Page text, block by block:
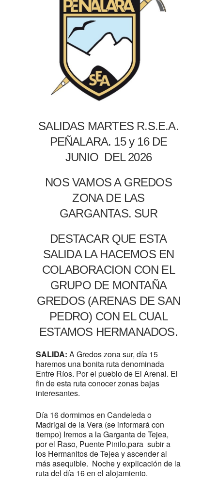
SALIDAS MARTES R.S.E.A.
PEÑALARA. 15 y 16 DE
JUNIO DEL 2026
NOS VAMOS A GREDOS
ZONA DE LAS
GARGANTAS. SUR
DESTACAR QUE ESTA
SALIDA LA HACEMOS EN
COLABORACION CON EL
GRUPO DE MONTAÑA
GREDOS (ARENAS DE SAN
PEDRO) CON EL CUAL
ESTAMOS HERMANADOS.
SALIDA: A Gredos zona sur, día 15
haremos una bonita ruta denominada
Entre Ríos. Por el pueblo de El Arenal. El
fin de esta ruta conocer zonas bajas
interesantes.
Día 16 dormimos en Candeleda o
Madrigal de la Vera (se informará con
tiempo) Iremos a la Garganta de Tejea,
por el Raso, Puente Pinilo,para subir a
los Hermanitos de Tejea y ascender al
más asequible. Noche y explicación de la
ruta del día 16 en el alojamiento.